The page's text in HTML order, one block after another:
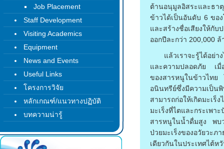
ต้านอนุมูลอิสระและธา
ข้าวได้เป็นอันดับ 6 ขอ
และสร้างชื่อเสียงให้กั
ออกปีละกว่า 200,000
แล้วเราจะรู้ได้อย่
และความปลอดภัย เมื่
ของสารหนูในข้าวไทย
อนินทรีย์ซึ่งมีความเป็น
สามารถก่อให้เกิดมะเ
มะเร็งที่ไตและกระเพา
สารหนูในน้ำดื่มสูง พบ
ป่วยมะเร็งของอวัยวะ
เดียวกันในประเทศไต้
Job Placement
Staff Development
Visiting Academics
Equipment
News and Events
Useful Links
โครงการวิจัย
หลักเกณฑ์/แนวทางปฏิบัติ
บทความน่ารู้